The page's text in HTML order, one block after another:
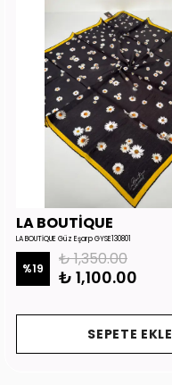
LA BOUTİQUE
LA BOUTİQUE Güz Eşarp GYSE130801
%19 ₺ 1,350.00
₺ 1,100.00
SEPETE EKLE